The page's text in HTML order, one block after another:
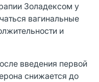
Золадексом у
вагинальные
и
введения первой
снижается до